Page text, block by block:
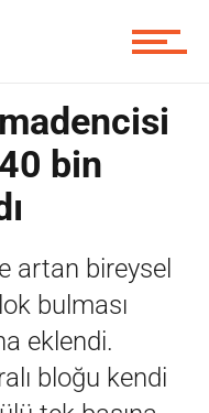
bin
artan bireysel
bulması
eklendi.
bloğu kendi